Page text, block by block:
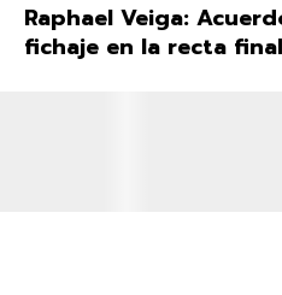
Raphael Veiga:
fichaje en la recta final